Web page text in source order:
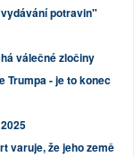
potravin"
válečné zločiny
Trumpa - je to konec
varuje, že jeho země